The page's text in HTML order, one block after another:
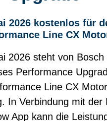
2026 kostenlos für
Line CX
2026 steht von Bosch
Performance
Line CX
In Verbindung mit der
App kann die